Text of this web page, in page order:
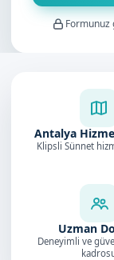
Formunuz
Antalya
Klipsli Sünnet
Uzman
Deneyimli ve